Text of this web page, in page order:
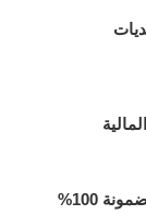
100%